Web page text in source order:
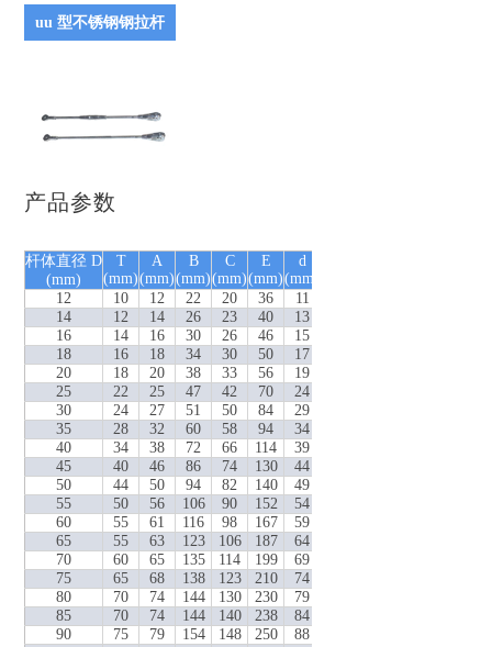
uu 型不锈钢钢拉杆
产品参数
杆体直径 D
(mm)
T
(mm)
A
(mm)
B
(mm)
C
(mm)
E
(mm)
d
(mm)
12
10 12 22 20 36 11
14
12 14 26 23 40 13
16
14 16 30 26 46 15
18
16 18 34 30 50 17
20
18 20 38 33 56 19
25
22 25 47 42 70 24
30
24 27 51 50 84 29
35
28 32 60 58 94 34
40
34 38 72 66 114 39
45
40 46 86 74 130 44
50
44 50 94 82 140 49
55
50 56 106 90 152 54
60
55 61 116 98 167 59
65
55 63 123 106 187 64
70
60 65 135 114 199 69
75
65 68 138 123 210 74
80
70 74 144 130 230 79
85
70 74 144 140 238 84
90
75 79 154 148 250 88